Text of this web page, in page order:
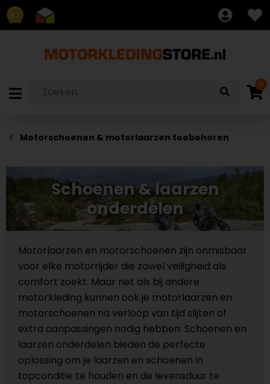
8.7
0
Motorschoenen & motorlaarzen toebehoren
Schoenen & laarzen
onderdelen
Motorlaarzen en motorschoenen zijn onmisbaar
voor elke motorrijder die zowel veiligheid als
comfort zoekt. Maar net als bij andere
motorkleding kunnen ook je motorlaarzen en
motorschoenen na verloop van tijd slijten of
extra aanpassingen nodig hebben. Schoenen en
laarzen onderdelen bieden de perfecte
oplossing om je laarzen en schoenen in
topconditie te houden en de levensduur te